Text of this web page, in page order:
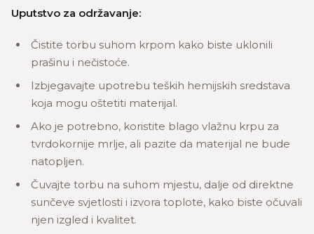
Uputstvo za održavanje:
Čistite torbu suhom krpom kako biste uklonili
prašinu i nečistoće.
Izbjegavajte upotrebu teških hemijskih sredstava
koja mogu oštetiti materijal.
Ako je potrebno, koristite blago vlažnu krpu za
tvrdokornije mrlje, ali pazite da materijal ne bude
natopljen.
Čuvajte torbu na suhom mjestu, dalje od direktne
sunčeve svjetlosti i izvora toplote, kako biste očuvali
njen izgled i kvalitet.